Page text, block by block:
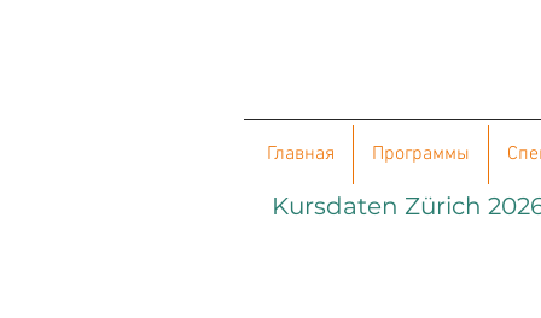
Главная Программы
Kursdaten Zürich